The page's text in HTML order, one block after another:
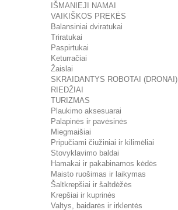
IŠMANIEJI NAMAI
VAIKIŠKOS PREKĖS
Balansiniai dviratukai
Triratukai
Paspirtukai
Keturračiai
Žaislai
SKRAIDANTYS ROBOTAI (DRONAI)
RIEDŽIAI
TURIZMAS
Plaukimo aksesuarai
Palapinės ir pavėsinės
Miegmaišiai
Pripučiami čiužiniai ir kilimėliai
Stovyklavimo baldai
Hamakai ir pakabinamos kėdės
Maisto ruošimas ir laikymas
Šaltkrepšiai ir šaltdėžės
Krepšiai ir kuprinės
Valtys, baidarės ir irklentės